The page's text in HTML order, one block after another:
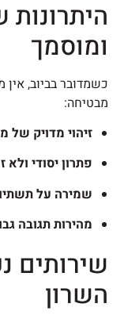
ומוסמך
כשמדובר בביוב,
מבטיחה:
זיהוי מדויק של
פתרון יסודי ולא
שמירה על
מהירות תגובה
שירותים
השרון